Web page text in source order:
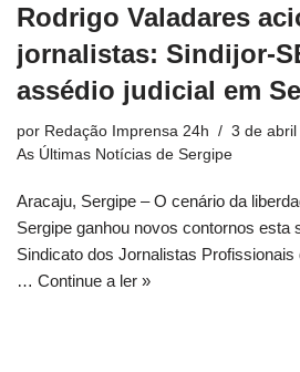
Rodrigo Valadares
jornalistas: Sindijor-
assédio judicial em
por Redação Imprensa 24h
3 de abril
As Últimas Notícias de Sergipe
Aracaju, Sergipe – O cenário da
Sergipe ganhou novos contornos esta
Sindicato dos Jornalistas Profissionais
… Continue a ler »